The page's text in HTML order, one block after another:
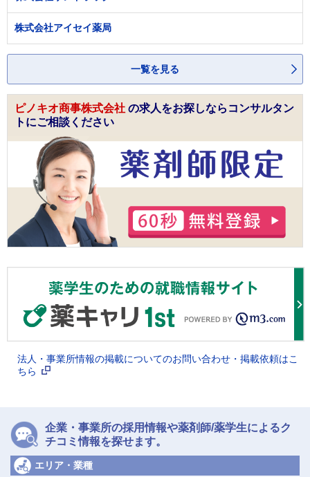
株式会社アイセイ薬局
一覧を見る
ピノキオ商事株式会社 の求人をお探しならコンサルタン
トにご相談ください
法人・事業所情報の掲載についてのお問い合わせ・掲載依頼はこ
ちら
企業・事業所の採用情報や薬剤師/薬学生によるク
チコミ情報を探せます。
エリア・業種